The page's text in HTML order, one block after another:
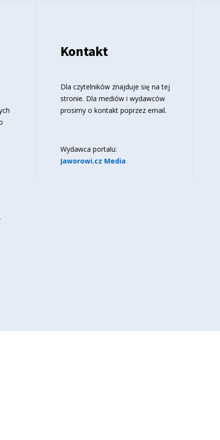
Kontakt
Dla czytelników znajduje się na tej
stronie. Dla mediów i wydawców
prosimy o kontakt poprzez email.
Wydawca portalu:
Jaworowi.cz Media